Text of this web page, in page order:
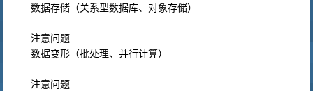
数据存储（关系型数据库、对象存储）
注意问题
数据变形（批处理、并行计算）
注意问题